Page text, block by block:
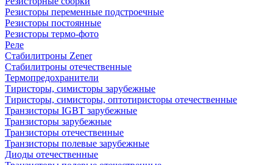
Резисторы переменные подстроечные
Резисторы постоянные
Резисторы термо-фото
Реле
Стабилитроны Zener
Стабилитроны отечественные
Термопредохранители
Тиристоры, симисторы зарубежные
Тиристоры, симисторы, оптотиристоры отечественные
Транзисторы IGBT зарубежные
Транзисторы зарубежные
Транзисторы отечественные
Транзисторы полевые зарубежные
Диоды отечественные